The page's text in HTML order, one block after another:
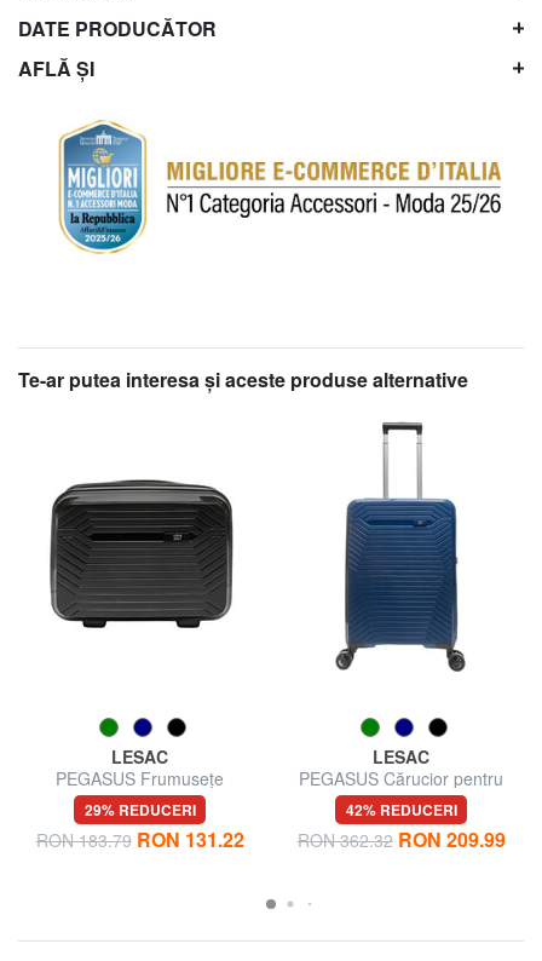
DATE PRODUCĂTOR
AFLĂ ȘI
Te-ar putea interesa şi aceste produse alternative
LESAC
PEGASUS Frumuseţe
29% REDUCERI
RON 183.79 RON 131.22
LESAC
PEGASUS Cărucior pentru
bagaje de mână
42% REDUCERI
RON 362.32 RON 209.99